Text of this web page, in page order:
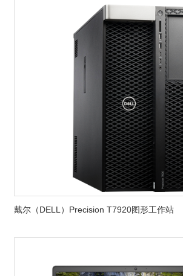
戴尔（DELL）Precision T7920图形工作站